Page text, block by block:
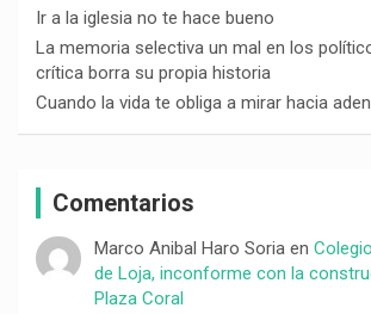
Ir a la iglesia no te hace bueno
La memoria selectiva un mal en los
crítica borra su propia historia
Cuando la vida te obliga a mirar hacia
Comentarios
Marco Anibal Haro Soriaen
de Loja, inconforme con la
Plaza Coral